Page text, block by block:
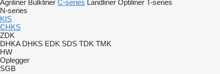
Agriliner Bulkliner C-series Landliner Optiliner T-series
N-series
KIS
CHKS
ZDK
DHKA DHKS EDK SDS TDK TMK
HW
Oplegger
SGB